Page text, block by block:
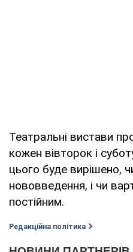
Театральні вистави
кожен вівторок і
цього буде вирішено,
нововведення, і чи
постійним.
Редакційна політика